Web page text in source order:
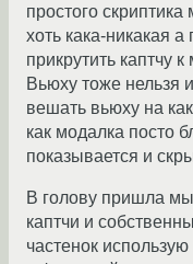
простого
хоть кака-никакая
прикрутить каптчу
Вьюху тоже нельзя
вешать вьюху на
как модалка посто
показывается и
В голову пришла
каптчи и
частенок